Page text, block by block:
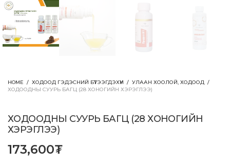
HOME / ХОДООД ГЭДЭСНИЙ БҮТЭЭГДЭХҮҮН / УЛААН ХООЛОЙ, ХОДООД /
ХОДООДНЫ СУУРЬ БАГЦ (28 ХОНОГИЙН ХЭРЭГЛЭЭ)
ХОДООДНЫ СУУРЬ БАГЦ (28 ХОНОГИЙН
ХЭРЭГЛЭЭ)
173,600₮